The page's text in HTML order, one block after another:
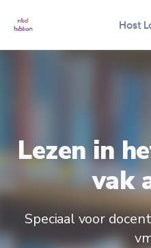
Host
Lezen in
vak
Speciaal voor